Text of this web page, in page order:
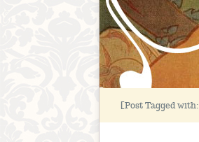
[Post Tagged with: